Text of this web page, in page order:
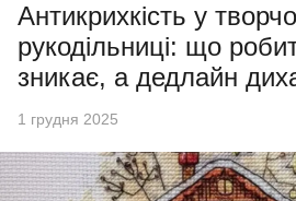
Антикрихкість у
рукодільниці: що
зникає, а дедлайн
1 грудня 2025